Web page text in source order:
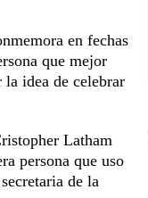
en fechas
que mejor
idea de celebrar
Latham
persona que uso
de la